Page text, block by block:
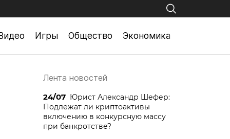
Игры Общество Экономика
Лента новостей
24/07 Юрист Александр Шефер:
Подлежат ли криптоактивы
включению в конкурсную массу
при банкротстве?